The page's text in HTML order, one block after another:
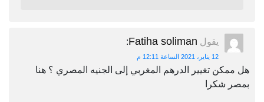
يقول Fatiha soliman
:
12 يناير، 2021 الساعة 12:11 م
هل ممكن تغيير الدرهم المغربي إلى الجنيه المصري ؟ هنا
بمصر شكرا